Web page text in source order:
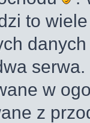
to
w
z